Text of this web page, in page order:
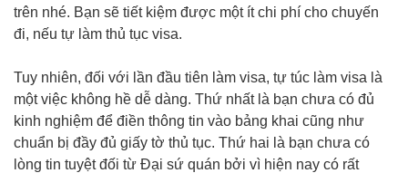
trên nhé. Bạn sẽ tiết kiệm được một ít chi phí cho chuyến
đi, nếu tự làm thủ tục visa.
Tuy nhiên, đối với lần đầu tiên làm visa, tự túc làm visa là
một việc không hề dễ dàng. Thứ nhất là bạn chưa có đủ
kinh nghiệm để điền thông tin vào bảng khai cũng như
chuẩn bị đầy đủ giấy tờ thủ tục. Thứ hai là bạn chưa có
lòng tin tuyệt đối từ Đại sứ quán bởi vì hiện nay có rất